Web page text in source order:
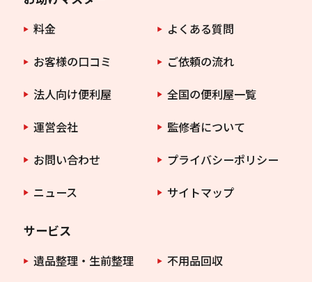
料金
よくある質問
お客様の口コミ
ご依頼の流れ
法人向け便利屋
全国の便利屋一覧
運営会社
監修者について
お問い合わせ
プライバシーポリシー
ニュース
サイトマップ
サービス
遺品整理・生前整理
不用品回収